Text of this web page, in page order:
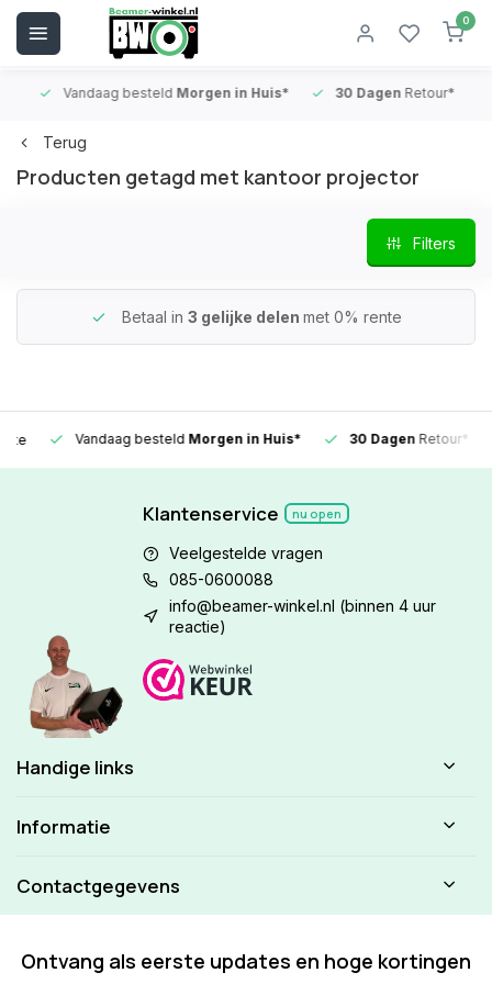
0
Vandaag besteldMorgen in Huis* 30 DagenRetour*
Terug
Producten getagd met kantoor projector
Filters
Betaal in 3 gelijke delen met 0% rente
Vandaag besteldMorgen in Huis* 30 DagenRetour*
Klantenservice nu open
Veelgestelde vragen
085-0600088
info@beamer-winkel.nl (binnen 4 uur
reactie)
Handige links
Informatie
Contactgegevens
Ontvang als eerste updates en hoge kortingen